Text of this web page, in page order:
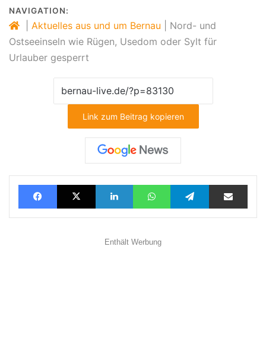
NAVIGATION:
Aktuelles aus und um Bernau
Nord- und
Ostseeinseln wie Rügen, Usedom oder Sylt für
Urlauber gesperrt
Link zum Beitrag kopieren
FacebookX LinkedInWhatsAppTelegramTeilen via E-Mail
Enthält Werbung